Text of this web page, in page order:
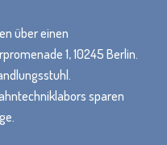
über einen
1, 10245 Berlin.
sparen